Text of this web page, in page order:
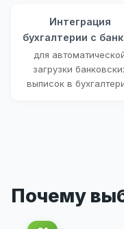
Интеграция
бухгалтерии с
для
загрузки
выписок в
Почему